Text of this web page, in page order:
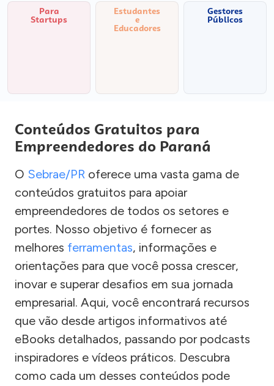
Para
Startups
Estudantes
e
Educadores
Gestores
Públicos
Conteúdos Gratuitos para
Empreendedores do Paraná
O Sebrae/PR oferece uma vasta gama de
conteúdos gratuitos para apoiar
empreendedores de todos os setores e
portes. Nosso objetivo é fornecer as
melhores ferramentas, informações e
orientações para que você possa crescer,
inovar e superar desafios em sua jornada
empresarial. Aqui, você encontrará recursos
que vão desde artigos informativos até
eBooks detalhados, passando por podcasts
inspiradores e vídeos práticos. Descubra
como cada um desses conteúdos pode